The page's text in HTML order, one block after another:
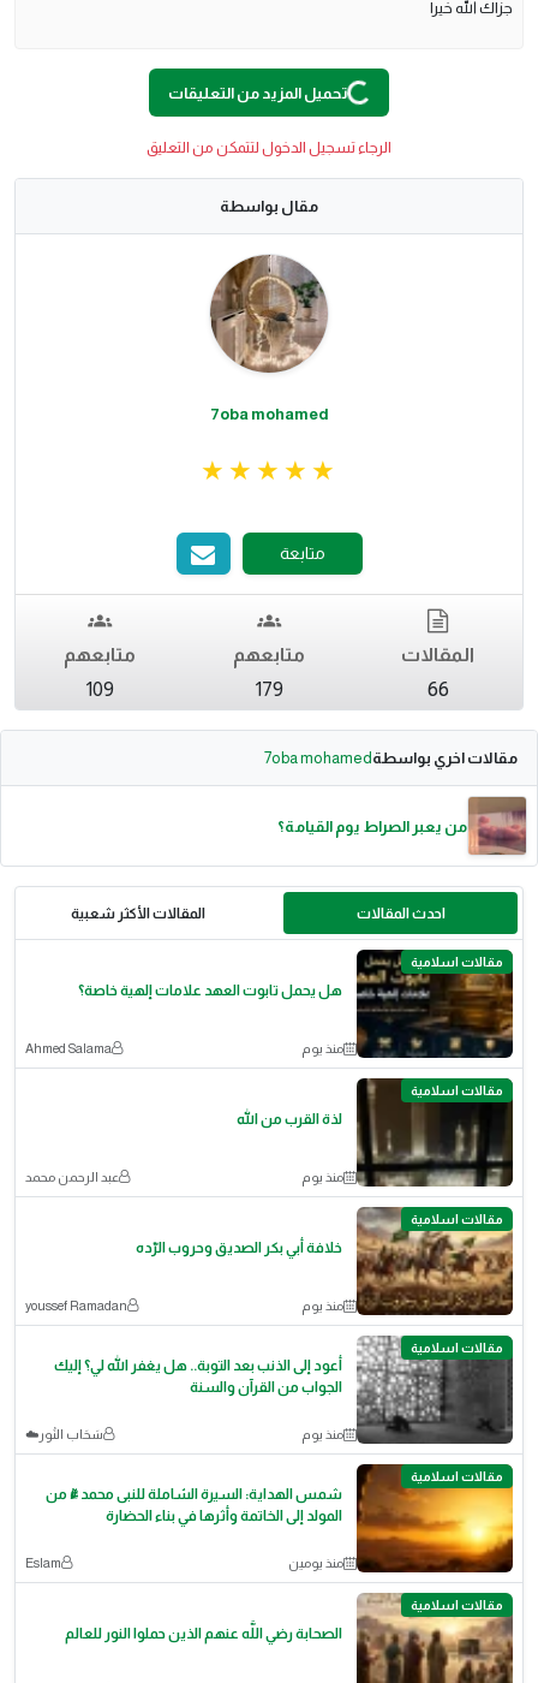
جزاك الله خيرا
L
.
تحميل المزيد من التعليقات
الرجاء تسجيل الدخول لتتمكن من التعليق
مقال بواسطة
7oba mohamed
متابعة
المقالات
66
متابعهم
179
متابعهم
109
مقالات اخري بواسطة 7oba mohamed
من يعبر الصراط يوم القيامة؟
احدث المقالات المقالات الأكثر شعبية
مقالات اسلامية
هل يحمل تابوت العهد علامات إلهية خاصة؟
منذ يوم Ahmed Salama
مقالات اسلامية
لذة القرب من الله
منذ يوم عبد الرحمن محمد
مقالات اسلامية
خلافة أبي بكر الصديق وحروب الرّده
منذ يوم youssef Ramadan
مقالات اسلامية
أعود إلى الذنب بعد التوبة.. هل يغفر الله لي؟ إليك
الجواب من القرآن والسنة
منذ يوم سَحَاب النُور☁️
مقالات اسلامية
شمس الهداية: السيرة الشاملة للنبى محمد ﷺ من
المولد إلى الخاتمة وأثرها في بناء الحضارة
منذ يومين Eslam
مقالات اسلامية
الصحابة رضي اللَّه عنهم الذين حملوا النور للعالم